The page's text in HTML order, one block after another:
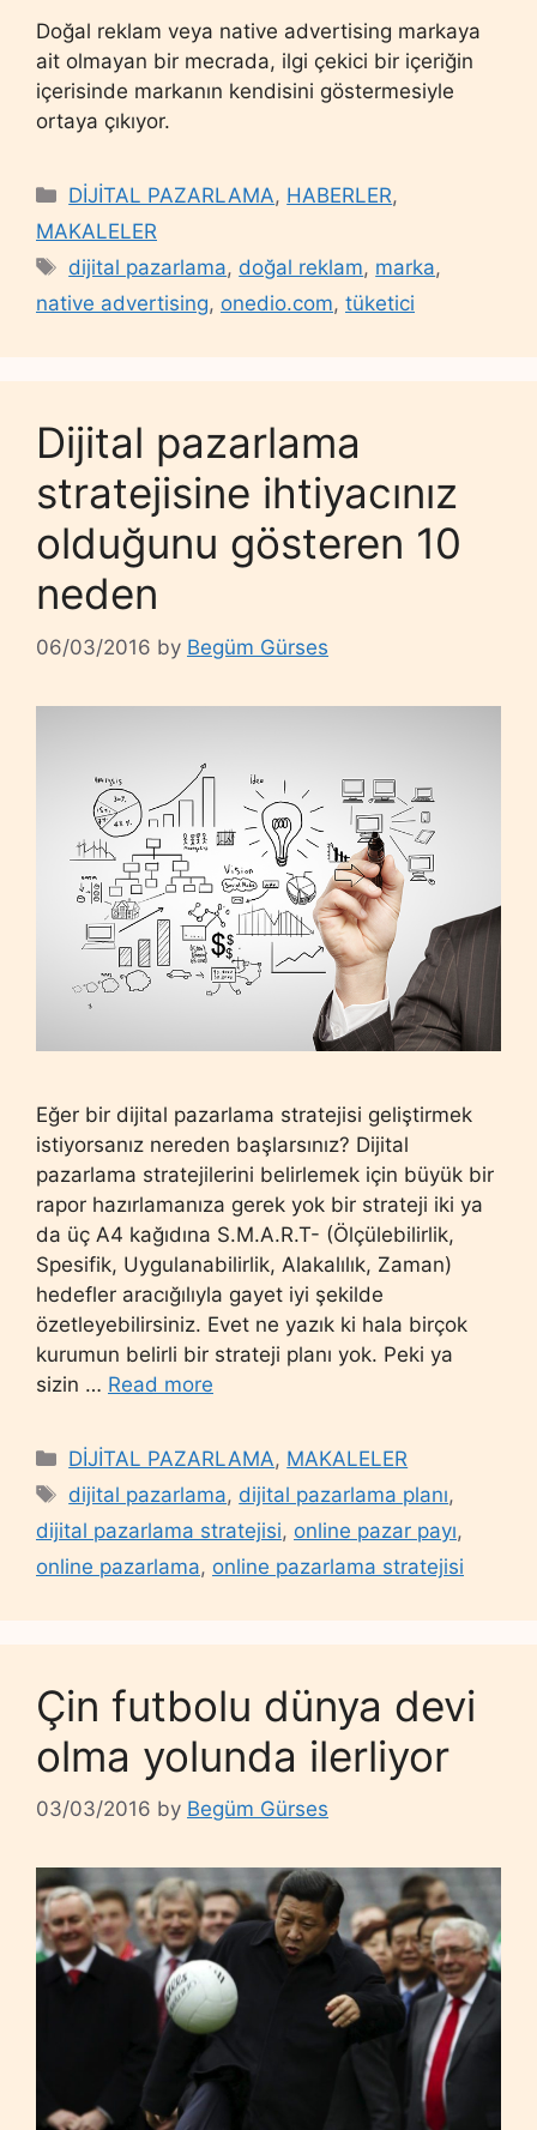
Doğal reklam veya native advertising markaya
ait olmayan bir mecrada, ilgi çekici bir içeriğin
içerisinde markanın kendisini göstermesiyle
ortaya çıkıyor.
Categories
DİJİTAL PAZARLAMA, HABERLER,
MAKALELER
Tags
dijital pazarlama, doğal reklam, marka,
native advertising, onedio.com, tüketici
Dijital pazarlama
stratejisine ihtiyacınız
olduğunu gösteren 10
neden
06/03/2016 by Begüm Gürses
Eğer bir dijital pazarlama stratejisi geliştirmek
istiyorsanız nereden başlarsınız? Dijital
pazarlama stratejilerini belirlemek için büyük bir
rapor hazırlamanıza gerek yok bir strateji iki ya
da üç A4 kağıdına S.M.A.R.T- (Ölçülebilirlik,
Spesifik, Uygulanabilirlik, Alakalılık, Zaman)
hedefler aracığılıyla gayet iyi şekilde
özetleyebilirsiniz. Evet ne yazık ki hala birçok
kurumun belirli bir strateji planı yok. Peki ya
sizin … Read more
Categories
DİJİTAL PAZARLAMA, MAKALELER
Tags
dijital pazarlama, dijital pazarlama planı,
dijital pazarlama stratejisi, online pazar payı,
online pazarlama, online pazarlama stratejisi
Çin futbolu dünya devi
olma yolunda ilerliyor
03/03/2016 by Begüm Gürses